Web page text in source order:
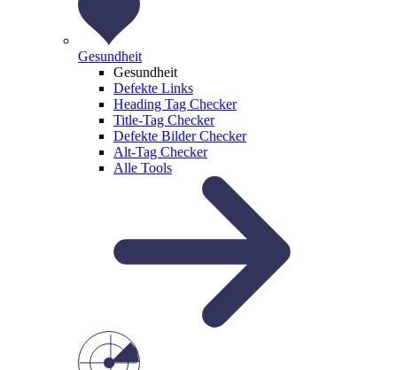
Gesundheit
Gesundheit
Defekte Links
Heading Tag Checker
Title-Tag Checker
Defekte Bilder Checker
Alt-Tag Checker
Alle Tools